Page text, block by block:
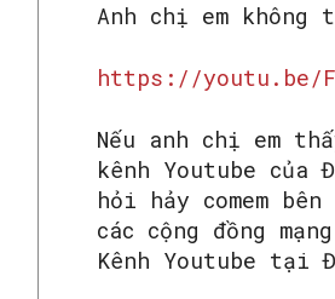
Anh chị em
https://youtu.be/
Nếu anh chị em
kênh Youtube của
hỏi hảy comem
các cộng đồng
Kênh Youtube tại